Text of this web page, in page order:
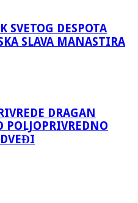
SVETOG DESPOTA
SLAVA MANASTIRA
DRAGAN